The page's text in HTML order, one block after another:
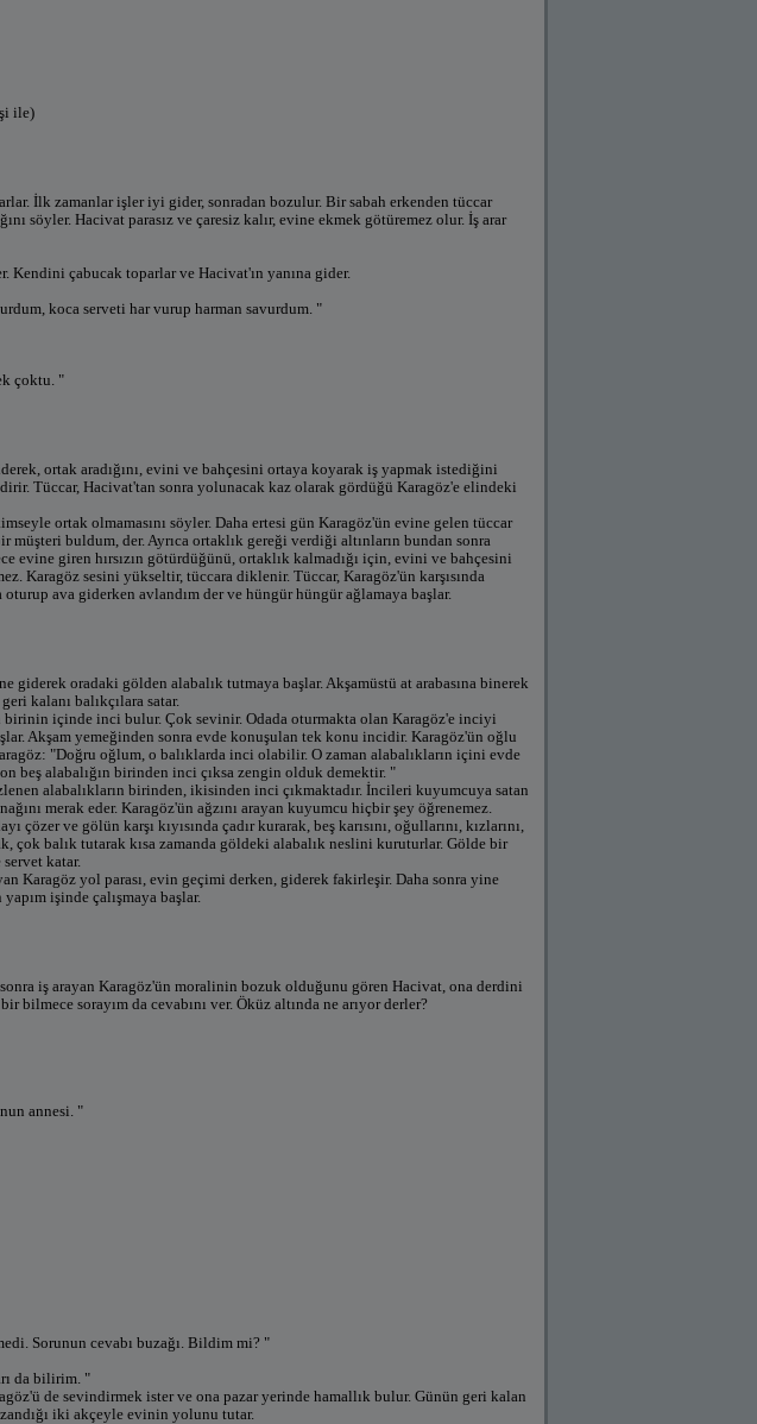
ile)
İlk zamanlar işler iyi gider, sonradan bozulur. Bir sabah erkenden tüccar
söyler. Hacivat parasız ve çaresiz kalır, evine ekmek götüremez olur. İş arar
çabucak toparlar ve Hacivat'ın yanına gider.
koca serveti har vurup harman savurdum. "
çoktu. "
ortak aradığını, evini ve bahçesini ortaya koyarak iş yapmak istediğini
Tüccar, Hacivat'tan sonra yolunacak kaz olarak gördüğü Karagöz'e elindeki
ortak olmamasını söyler. Daha ertesi gün Karagöz'ün evine gelen tüccar
müşteri buldum, der. Ayrıca ortaklık gereği verdiği altınların bundan sonra
evine giren hırsızın götürdüğünü, ortaklık kalmadığı için, evini ve bahçesini
Karagöz sesini yükseltir, tüccara diklenir. Tüccar, Karagöz'ün karşısında
ava giderken avlandım der ve hüngür hüngür ağlamaya başlar.
oradaki gölden alabalık tutmaya başlar. Akşamüstü at arabasına binerek
kalanı balıkçılara satar.
birinin içinde inci bulur. Çok sevinir. Odada oturmakta olan Karagöz'e inciyi
Akşam yemeğinden sonra evde konuşulan tek konu incidir. Karagöz'ün oğlu
"Doğru oğlum, o balıklarda inci olabilir. O zaman alabalıkların içini evde
beş alabalığın birinden inci çıksa zengin olduk demektir. "
alabalıkların birinden, ikisinden inci çıkmaktadır. İncileri kuyumcuya satan
merak eder. Karagöz'ün ağzını arayan kuyumcu hiçbir şey öğrenemez.
ve gölün karşı kıyısında çadır kurarak, beş karısını, oğullarını, kızlarını,
çok balık tutarak kısa zamanda göldeki alabalık neslini kuruturlar. Gölde bir
katar.
Karagöz yol parası, evin geçimi derken, giderek fakirleşir. Daha sonra yine
işinde çalışmaya başlar.
iş arayan Karagöz'ün moralinin bozuk olduğunu gören Hacivat, ona derdini
sorayım da cevabını ver. Öküz altında ne arıyor derler?
annesi. "
Sorunun cevabı buzağı. Bildim mi? "
da bilirim. "
de sevindirmek ister ve ona pazar yerinde hamallık bulur. Günün geri kalan
iki akçeyle evinin yolunu tutar.